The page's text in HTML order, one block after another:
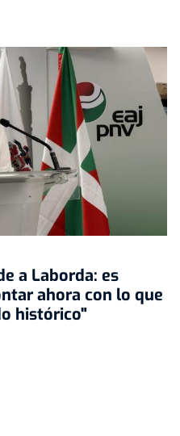
a Laborda: es
ahora con lo que
histórico"